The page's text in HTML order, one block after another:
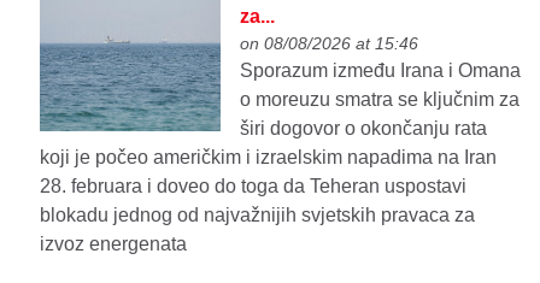
za...
on 08/08/2026 at 15:46
Sporazum između Irana i Omana
o moreuzu smatra se ključnim za
širi dogovor o okončanju rata
koji je počeo američkim i izraelskim napadima na Iran
28. februara i doveo do toga da Teheran uspostavi
blokadu jednog od najvažnijih svjetskih pravaca za
izvoz energenata